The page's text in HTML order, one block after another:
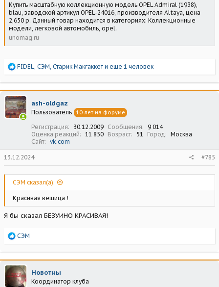
Купить масштабную коллекционную модель OPEL Admiral (1938),
blau, заводской артикул OPEL-24016, производителя Altaya, цена
2,650 р. Данный товар находится в категориях: Коллекционные
модели, легковой автомобиль, opel.
unomag.ru
Р
а
к
ц
и
и
FIDEL СЭМ Старик Макгаккет и еще 1 человек
ash-oldgaz
Пользователь 10 лет на форуме
Регистрация 30.12.2009 Сообщения
9 014
Оценка реакций
11 850 Возраст 51 Город
Москва
Сайт
vk.com
13.12.2024 #785
СЭМ сказал(а):
Красивая вещица !
Я бы сказал БЕЗУИНО КРАСИВАЯ!
Р
а
к
ц
и
и
СЭМ
Новотны
Координатор клуба